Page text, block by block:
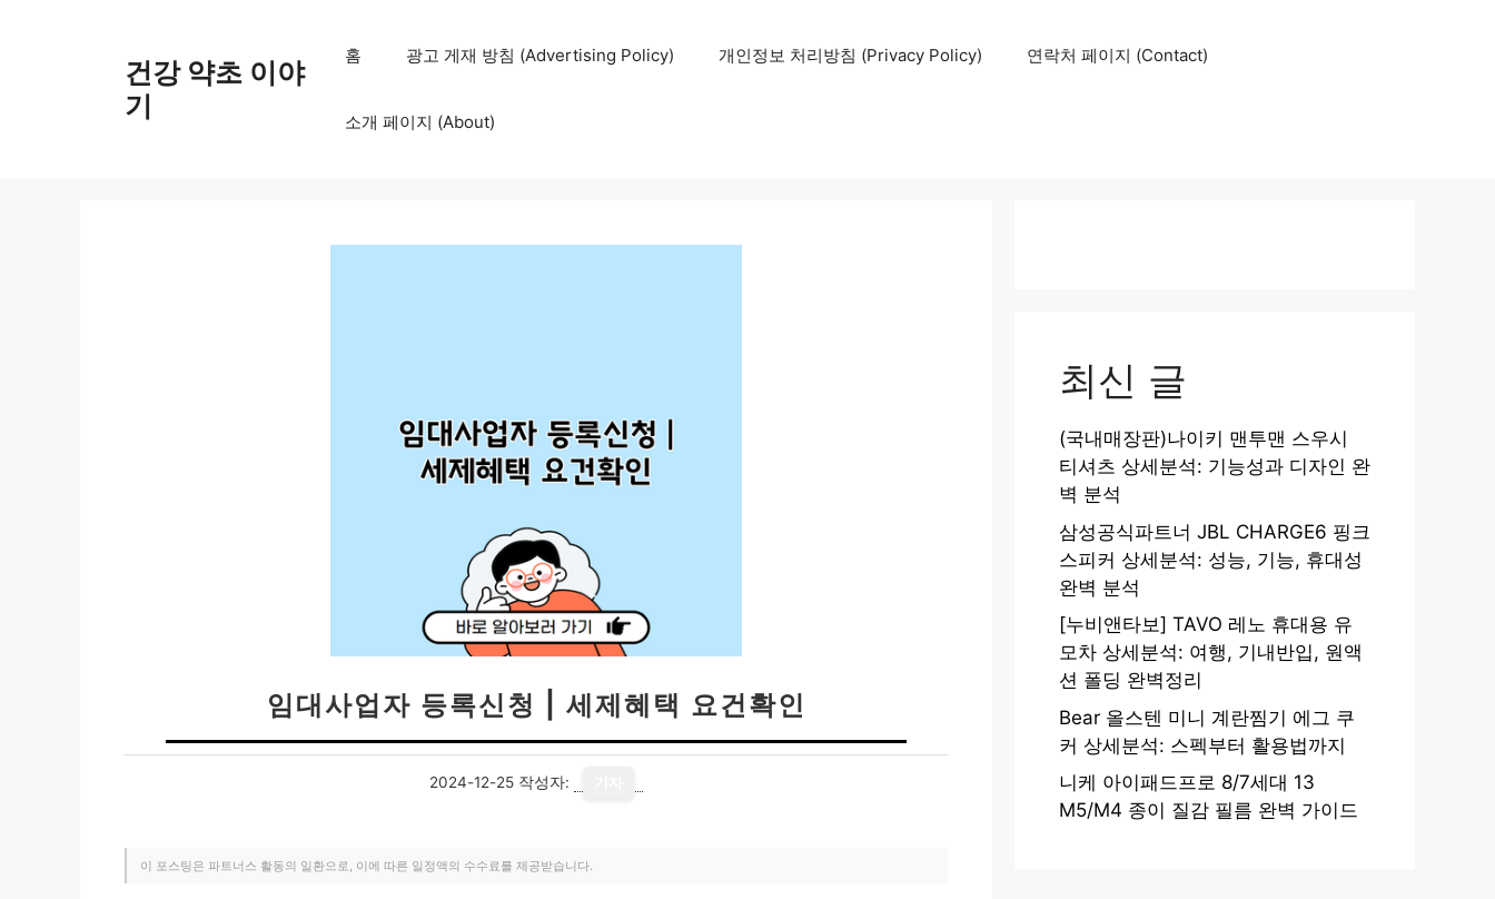
건강 약초 이야
기
홈 광고 게재 방침 (Advertising Policy) 개인정보 처리방침 (Privacy Policy) 연락처 페이지 (Contact)
소개 페이지 (About)
임대사업자 등록신청 | 세제혜택 요건확인
2024-12-25 작성자:
이 포스팅은 파트너스 활동의 일환으로, 이에 따른 일정액의 수수료를 제공받습니다.
최신 글
(국내매장판)나이키 맨투맨 스우시
티셔츠 상세분석: 기능성과 디자인 완
벽 분석
삼성공식파트너 JBL CHARGE6 핑크
스피커 상세분석: 성능, 기능, 휴대성
완벽 분석
[누비앤타보] TAVO 레노 휴대용 유
모차 상세분석: 여행, 기내반입, 원액
션 폴딩 완벽정리
Bear 올스텐 미니 계란찜기 에그 쿠
커 상세분석: 스펙부터 활용법까지
니케 아이패드프로 8/7세대 13
M5/M4 종이 질감 필름 완벽 가이드